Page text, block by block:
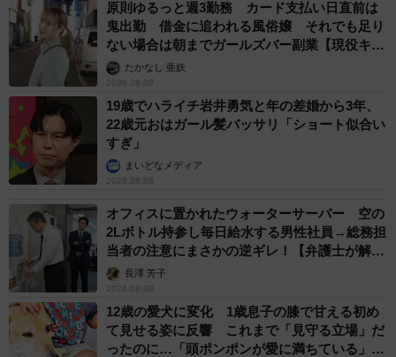
原則ゆるっと週3勤務 カード支払い日直前は
鬼出勤 借金に追われる風俗嬢 それでも足り
ない場合は朝までガールズバー副業【現役キャ
ストに取材】
たかなし 亜妖
2026.08.08
19歳でハライチ岩井勇気と年の差婚から3年、
22歳元おはガール髪バッサリ「ショート似合い
すぎ」
まいどなメディア
2026.08.08
オフィスに置かれたウォーターサーバー 空の
2Lボトル持参し毎日給水する男性社員→総務担
当者の注意にまさかの逆ギレ！【弁護士が解
説】長澤 芳子
2026.08.08
12歳の愛犬に変化 1歳息子の膝で甘える初め
て見せる姿に反響 これまで「見守る立場」だ
ったのに…「頭ポンポンが愛に満ちている」